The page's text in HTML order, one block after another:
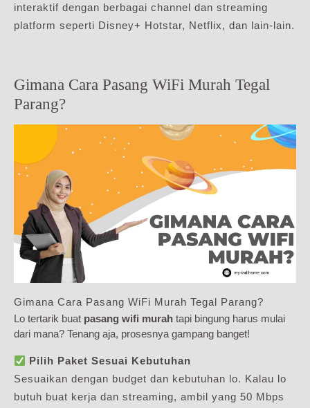
interaktif dengan berbagai channel dan streaming
platform seperti Disney+ Hotstar, Netflix, dan lain-lain.
Gimana Cara Pasang WiFi Murah Tegal
Parang?
Gimana Cara Pasang WiFi Murah Tegal Parang?
Lo tertarik buat pasang wifi murah tapi bingung harus mulai
dari mana? Tenang aja, prosesnya gampang banget!
Pilih Paket Sesuai Kebutuhan
Sesuaikan dengan budget dan kebutuhan lo. Kalau lo
butuh buat kerja dan streaming, ambil yang 50 Mbps